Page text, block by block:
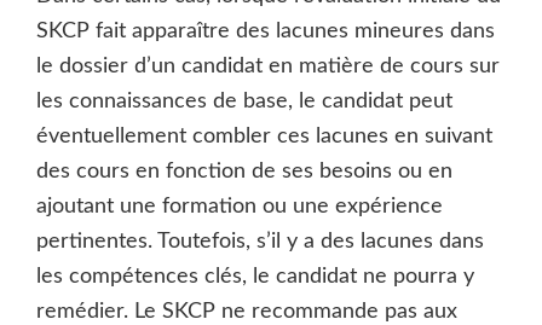
SKCP fait apparaître des lacunes mineures dans
le dossier d’un candidat en matière de cours sur
les connaissances de base, le candidat peut
éventuellement combler ces lacunes en suivant
des cours en fonction de ses besoins ou en
ajoutant une formation ou une expérience
pertinentes. Toutefois, s’il y a des lacunes dans
les compétences clés, le candidat ne pourra y
remédier. Le SKCP ne recommande pas aux